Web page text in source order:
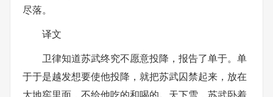
尽落。
译文
卫律知道苏武终究不愿意投降，报告了单于。单
于于是越发想要使他投降，就把苏武囚禁起来，放在